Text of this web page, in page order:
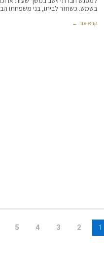
בשמש. כשחזר לביתו, בני משפחתו
קרא עוד ←
1
2
3
4
5